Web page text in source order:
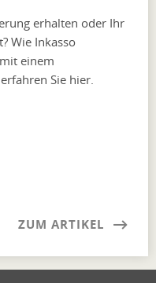
erhalten oder Ihr
Wie Inkasso
einem
Sie hier.
ZUM ARTIKEL